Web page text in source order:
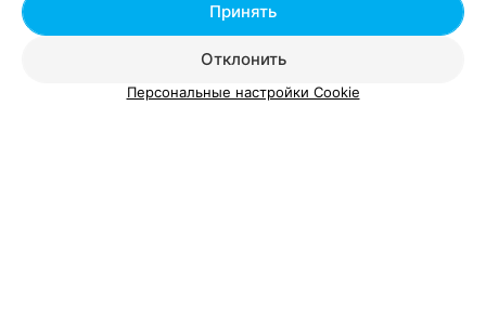
Отклонить
Принять
Персональные настройки Cookie